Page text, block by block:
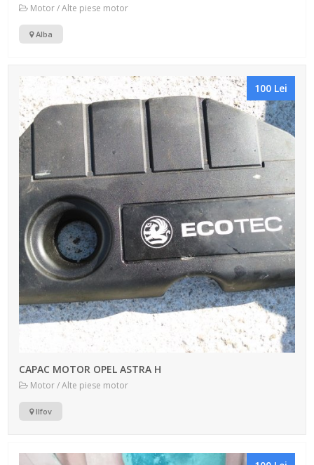
Motor / Alte piese motor
Alba
100 Lei
CAPAC MOTOR OPEL ASTRA H
Motor / Alte piese motor
Ilfov